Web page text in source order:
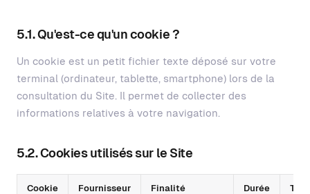
5.1. Qu'est-ce qu'un cookie ?
Un cookie est un petit fichier texte déposé sur votre
terminal (ordinateur, tablette, smartphone) lors de la
consultation du Site. Il permet de collecter des
informations relatives à votre navigation.
5.2. Cookies utilisés sur le Site
Cookie Fournisseur Finalité Durée